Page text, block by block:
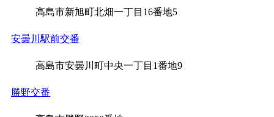
高島市新旭町北畑一丁目16番地5
安曇川駅前交番
高島市安曇川町中央一丁目1番地9
勝野交番